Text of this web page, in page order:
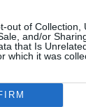
out of Collection,
and/or
that Is
which it was
olvasása
kötött.
következőket
teljes
BÉT elmúlt 2